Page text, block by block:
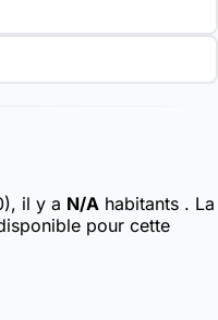
il y a N/A habitants . La
pour cette